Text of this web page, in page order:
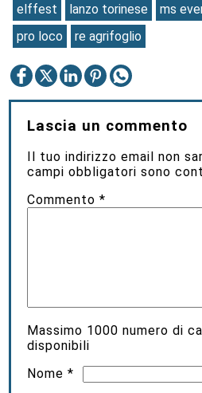
elffest
lanzo torinese ms
pro loco
re agrifoglio
Lascia un commento
Il tuo indirizzo email non
campi obbligatori sono
Commento*
Massimo 1000 numero di
disponibili
Nome*